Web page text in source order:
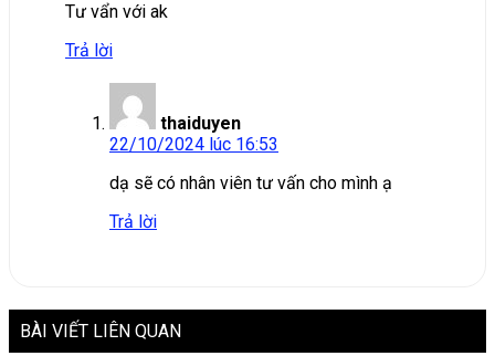
Tư vẩn với ak
Trả lời
thaiduyen
22/10/2024 lúc 16:53
dạ sẽ có nhân viên tư vấn cho mình ạ
Trả lời
BÀI VIẾT LIÊN QUAN